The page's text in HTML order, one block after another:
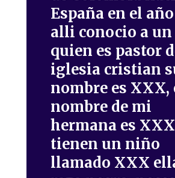
España en el
alli conocio a
quien es pastor
iglesia cristian
nombre es XXX,
nombre de mi
hermana es
tienen un niño
llamado XXX